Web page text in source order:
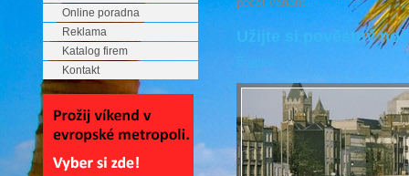
Online poradna
Reklama
Katalog firem
Kontakt
Užijte si pověstný